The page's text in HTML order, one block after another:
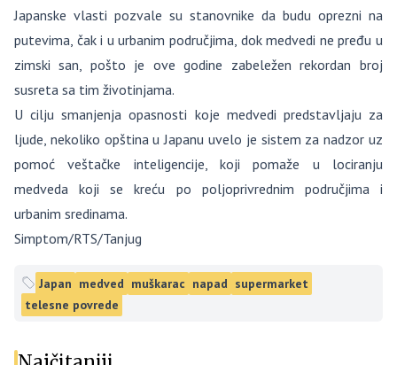
Japanske vlasti pozvale su stanovnike da budu oprezni na
putevima, čak i u urbanim područjima, dok medvedi ne pređu u
zimski san, pošto je ove godine zabeležen rekordan broj
susreta sa tim životinjama.
U cilju smanjenja opasnosti koje medvedi predstavljaju za
ljude, nekoliko opština u Japanu uvelo je sistem za nadzor uz
pomoć veštačke inteligencije, koji pomaže u lociranju
medveda koji se kreću po poljoprivrednim područjima i
urbanim sredinama.
Simptom/RTS/Tanjug
Japan medved muškarac napad supermarket
telesne povrede